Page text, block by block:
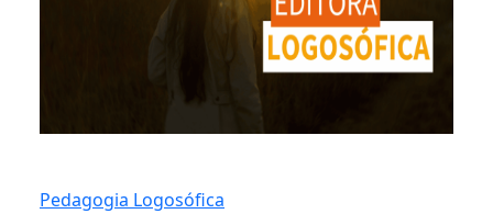
Pedagogia Logosófica